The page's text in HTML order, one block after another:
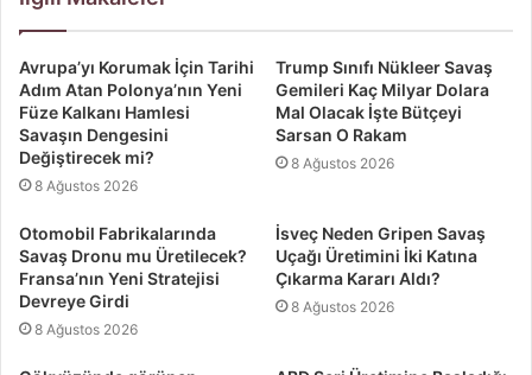
Avrupa’yı Korumak İçin Tarihi
Adım Atan Polonya’nın Yeni
Füze Kalkanı Hamlesi
Savaşın Dengesini
Değiştirecek mi?
8 Ağustos 2026
Trump Sınıfı Nükleer Savaş
Gemileri Kaç Milyar Dolara
Mal Olacak İşte Bütçeyi
Sarsan O Rakam
8 Ağustos 2026
Otomobil Fabrikalarında
Savaş Dronu mu Üretilecek?
Fransa’nın Yeni Stratejisi
Devreye Girdi
8 Ağustos 2026
İsveç Neden Gripen Savaş
Uçağı Üretimini İki Katına
Çıkarma Kararı Aldı?
8 Ağustos 2026